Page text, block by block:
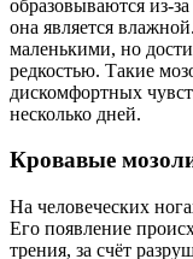
образовываются из-
она является
маленькими, но
редкостью. Такие
дискомфортных
несколько дней.
Кровавые
На человеческих
Его появление
трения, за счёт